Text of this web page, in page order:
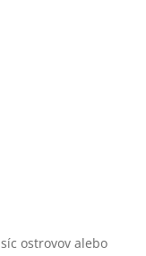
ostrovov alebo